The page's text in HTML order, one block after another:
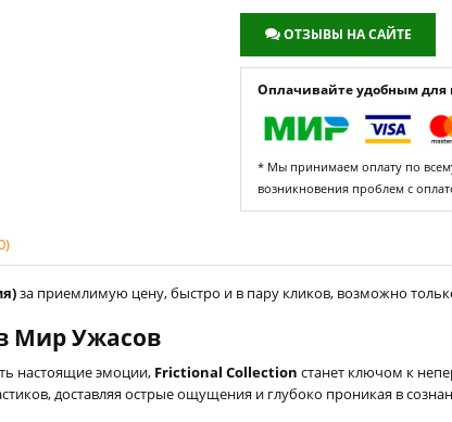
ОТЗЫВЫ НА САЙТЕ
Оплачивайте удобным для
* Мы принимаем оплату по
возникновения проблем с
за приемлимую цену, быстро и в пару кликов, возможно
Мир Ужасов
настоящие эмоции, Frictional Collection станет ключом к
доставляя острые ощущения и глубоко проникая в